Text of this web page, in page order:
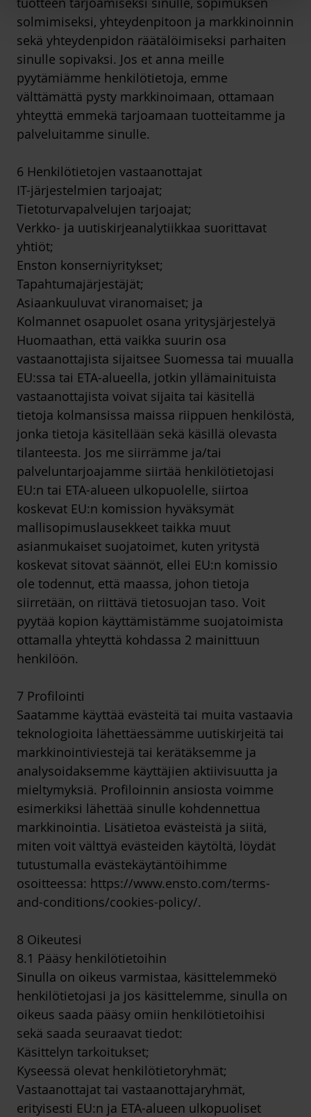
solmimiseksi, yhteydenpitoon ja markkinoinnin
sekä yhteydenpidon räätälöimiseksi parhaiten
sinulle sopivaksi. Jos et anna meille
pyytämiämme henkilötietoja, emme
välttämättä pysty markkinoimaan, ottamaan
yhteyttä emmekä tarjoamaan tuotteitamme ja
palveluitamme sinulle.
6 Henkilötietojen vastaanottajat
IT-järjestelmien tarjoajat;
Tietoturvapalvelujen tarjoajat;
Verkko- ja uutiskirjeanalytiikkaa suorittavat
yhtiöt;
Enston konserniyritykset;
Tapahtumajärjestäjät;
Asiaankuuluvat viranomaiset; ja
Kolmannet osapuolet osana yritysjärjestelyä
Huomaathan, että vaikka suurin osa
vastaanottajista sijaitsee Suomessa tai muualla
EU:ssa tai ETA-alueella, jotkin yllämainituista
vastaanottajista voivat sijaita tai käsitellä
tietoja kolmansissa maissa riippuen henkilöstä,
jonka tietoja käsitellään sekä käsillä olevasta
tilanteesta. Jos me siirrämme ja/tai
palveluntarjoajamme siirtää henkilötietojasi
EU:n tai ETA-alueen ulkopuolelle, siirtoa
koskevat EU:n komission hyväksymät
mallisopimuslausekkeet taikka muut
asianmukaiset suojatoimet, kuten yritystä
koskevat sitovat säännöt, ellei EU:n komissio
ole todennut, että maassa, johon tietoja
siirretään, on riittävä tietosuojan taso. Voit
pyytää kopion käyttämistämme suojatoimista
ottamalla yhteyttä kohdassa 2 mainittuun
henkilöön.
7 Profilointi
Saatamme käyttää evästeitä tai muita vastaavia
teknologioita lähettäessämme uutiskirjeitä tai
markkinointiviestejä tai kerätäksemme ja
analysoidaksemme käyttäjien aktiivisuutta ja
mieltymyksiä. Profiloinnin ansiosta voimme
esimerkiksi lähettää sinulle kohdennettua
markkinointia. Lisätietoa evästeistä ja siitä,
miten voit välttyä evästeiden käytöltä, löydät
tutustumalla evästekäytäntöihimme
osoitteessa: https://www.ensto.com/terms-
and-conditions/cookies-policy/.
8 Oikeutesi
8.1 Pääsy henkilötietoihin
Sinulla on oikeus varmistaa, käsittelemmekö
henkilötietojasi ja jos käsittelemme, sinulla on
oikeus saada pääsy omiin henkilötietoihisi
sekä saada seuraavat tiedot:
Käsittelyn tarkoitukset;
Kyseessä olevat henkilötietoryhmät;
Vastaanottajat tai vastaanottajaryhmät,
erityisesti EU:n ja ETA-alueen ulkopuoliset